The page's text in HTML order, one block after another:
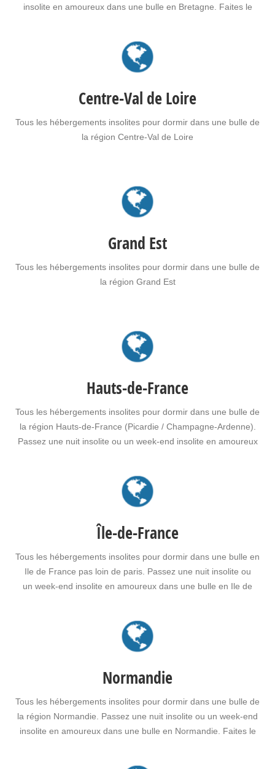
insolite en amoureux dans une bulle en Bretagne. Faites le
à…
Centre-Val de Loire
Tous les hébergements insolites pour dormir dans une bulle de
la région Centre-Val de Loire
Grand Est
Tous les hébergements insolites pour dormir dans une bulle de
la région Grand Est
Hauts-de-France
Tous les hébergements insolites pour dormir dans une bulle de
la région Hauts-de-France (Picardie / Champagne-Ardenne).
Passez une nuit insolite ou un week-end insolite en amoureux
France pour vous ou pour offrir un cadeau insolite…
Île-de-France
Tous les hébergements insolites pour dormir dans une bulle en
Ile de France pas loin de paris. Passez une nuit insolite ou
un week-end insolite en amoureux dans une bulle en Ile de
un…
Normandie
Tous les hébergements insolites pour dormir dans une bulle de
la région Normandie. Passez une nuit insolite ou un week-end
insolite en amoureux dans une bulle en Normandie. Faites le